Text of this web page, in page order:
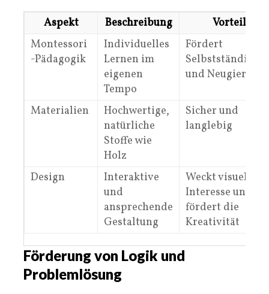
Aspekt Beschreibung
Vorteil
Montessori
-Pädagogik
Individuelles
Lernen im
eigenen
Tempo
Fördert
und Neugier
Materialien
Hochwertige,
natürliche
Stoffe wie
Holz
Sicher und
langlebig
Design
Interaktive
und
ansprechende
Gestaltung
Weckt visuelles
Interesse und
fördert die
Kreativität
Förderung von Logik und
Problemlösung